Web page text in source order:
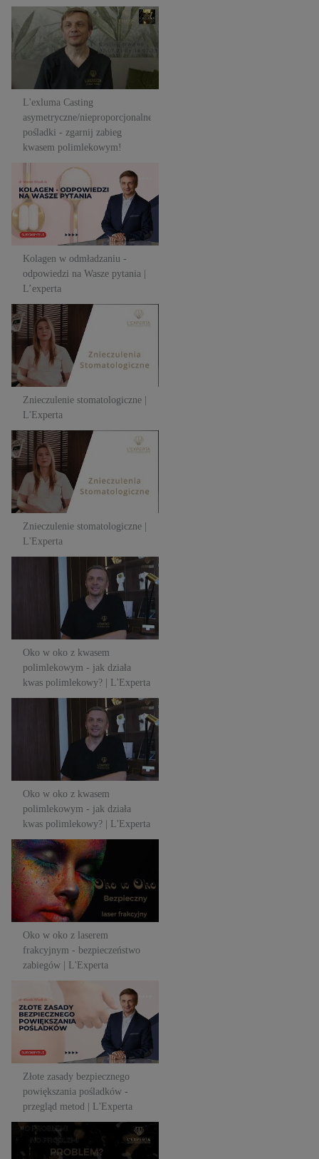
Oko w oko z laserem
frakcyjnym - bezpieczeństwo
zabiegów | L'Experta
Oko w oko z laserem
frakcyjnym - bezpieczeństwo
zabiegów | L'Experta
Znieczulenie stomatologiczne |
L'Experta
Znieczulenie stomatologiczne |
L'Experta
Znieczulenie stomatologiczne |
L'Experta
Znieczulenie stomatologiczne |
L'Experta
Problem? No Problem! - nowy
cykl rad doktora Marka
Oko w oko z kwasem
polimlekowym - jak działa
kwas polimlekowy? | L'Experta
Oko w oko z kwasem
polimlekowym - jak działa
kwas polimlekowy? | L'Experta
Oko w oko z kwasem
polimlekowym - jak działa
kwas polimlekowy? | L'Experta
Oko w oko z kwasem
polimlekowym - jak działa
kwas polimlekowy? | L'Experta
L'exluma Casting
asymetryczne/nieproporcjonalne
pośladki - zgarnij zabieg
kwasem polimlekowym!
L'exluma Casting
asymetryczne/nieproporcjonalne
pośladki - zgarnij zabieg
kwasem polimlekowym!
Złote zasady bezpiecznego
powiększania pośladków -
przegląd metod | L'Experta
Złote zasady bezpiecznego
powiększania pośladków -
przegląd metod | L'Experta
Kolagen w odmładzaniu -
odpowiedzi na Wasze pytania |
L’experta
Kolagen w odmładzaniu -
odpowiedzi na Wasze pytania |
L’experta